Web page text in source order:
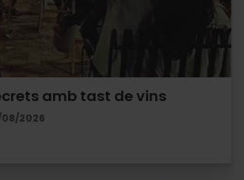
amb tast de vins
2026